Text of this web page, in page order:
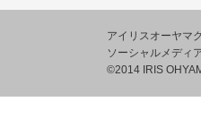
アイリスオーヤマ
ソーシャルメディ
©2014 IRIS